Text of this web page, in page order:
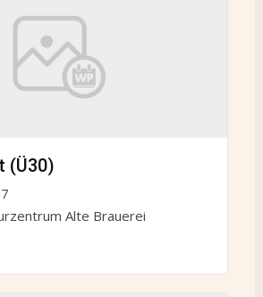
(Ü30)
Alte Brauerei